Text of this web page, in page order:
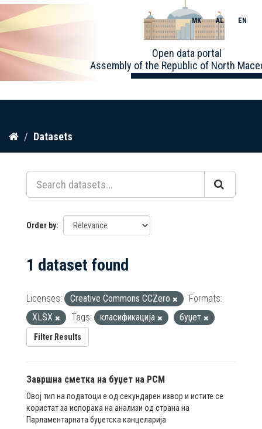
Skip
content
Open data portal
Assembly of the Republic of North
MK AL EN
Datasets
Order by
1 dataset found
Licenses: Creative Commons CCZero
Formats:
XLSX
Tags: класификација буџет
Filter Results
Завршна сметка на буџет на РСМ
Овој тип на податоци е од секундарен извор и истите се
користат за испорака на анализи од страна на
Парламентарната буџетска канцеларија